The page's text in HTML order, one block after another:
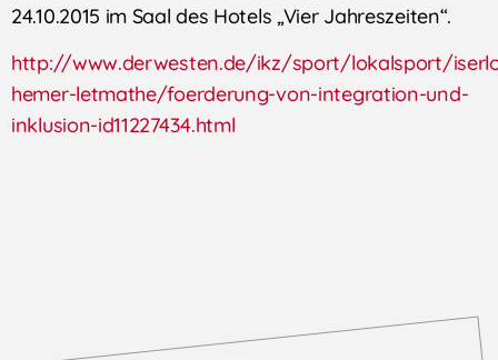
24.10.2015 im Saal des Hotels „Vier Jahreszeiten“.
http://www.derwesten.de/ikz/sport/lokalsport/
hemer-letmathe/foerderung-von-integration-und-
inklusion-id11227434.html